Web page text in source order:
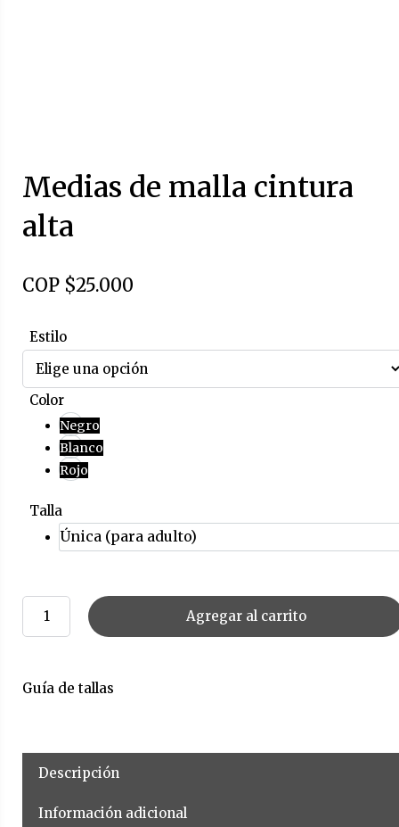
Medias de malla cintura
alta
COP $25.000
Estilo
Color
Negro
Blanco
Rojo
Talla
Única (para adulto)
Agregar al carrito
Guía de tallas
Descripción
Información adicional